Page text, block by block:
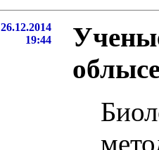
26.12.2014
19:44